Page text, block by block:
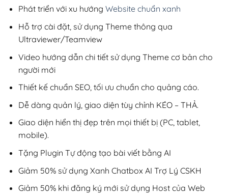
Phát triển với xu hướng Website chuẩn xanh
Hỗ trợ cài đặt, sử dụng Theme thông qua
Ultraviewer/Teamview
Video hướng dẫn chi tiết sử dụng Theme cơ bản cho
người mới
Thiết kế chuẩn SEO, tối ưu chuẩn cho quảng cáo.
Dễ dàng quản lý, giao diện tùy chỉnh KÉO – THẢ.
Giao diện hiển thị đẹp trên mọi thiết bị (PC, tablet,
mobile).
Tặng Plugin Tự động tạo bài viết bằng AI
Giảm 50% sử dụng Xanh Chatbox AI Trợ Lý CSKH
Giảm 50% khi đăng ký mới sử dụng Host của Web